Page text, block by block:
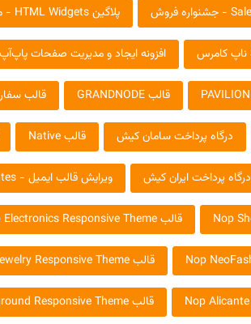
پلاگین HTML Widgets - محتوا در همه جا
افزونه ایجاد و مدیریت صفحات پاپ‌آپ
قالب GRANDNODE قالب
درگاه پرداخت سامان کیش قالب Native
درگاه پرداخت ایران کیش ویرایش قالب ایمیل - Email Templates
قالب Nop Electronics Responsive Theme
قالب Nop Jewelry Responsive Theme
قالب Nop Playground Responsive Theme